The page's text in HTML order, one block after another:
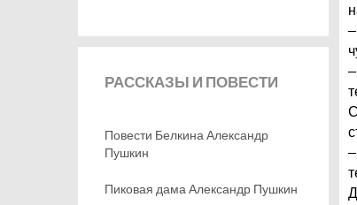
РАССКАЗЫ И ПОВЕСТИ
Повести Белкина Александр
Пушкин
Пиковая дама Александр Пушкин